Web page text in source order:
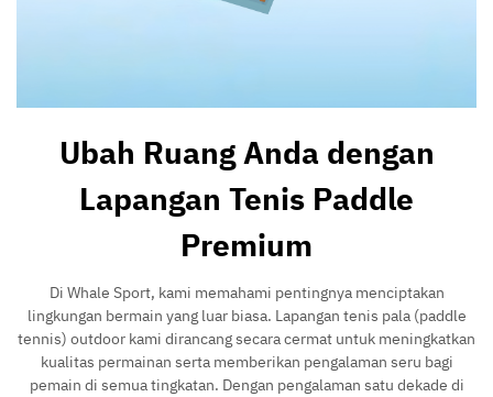
Ubah Ruang Anda dengan
Lapangan Tenis Paddle
Premium
Di Whale Sport, kami memahami pentingnya menciptakan
lingkungan bermain yang luar biasa. Lapangan tenis pala (paddle
tennis) outdoor kami dirancang secara cermat untuk meningkatkan
kualitas permainan serta memberikan pengalaman seru bagi
pemain di semua tingkatan. Dengan pengalaman satu dekade di